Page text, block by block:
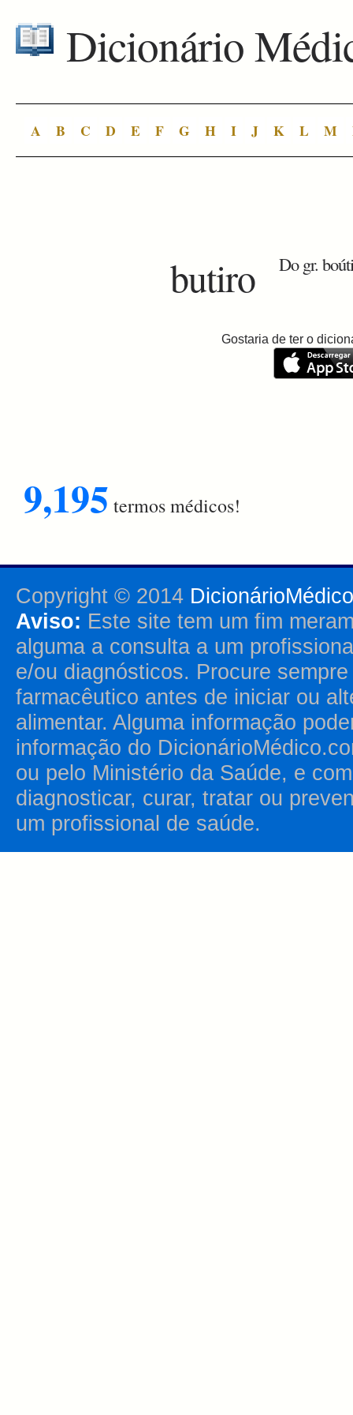
Dicionário
A B C D E F G H I J K L M
butiro Do gr.
Gostaria de ter o
9,195 termos médicos!
Copyright © 2014
Aviso: Este site tem um fim
alguma a consulta a um
e/ou diagnósticos. Procure
farmacêutico antes de iniciar ou
alimentar. Alguma informação
informação do
ou pelo Ministério da Saúde, e
diagnosticar, curar, tratar ou
um profissional de saúde.